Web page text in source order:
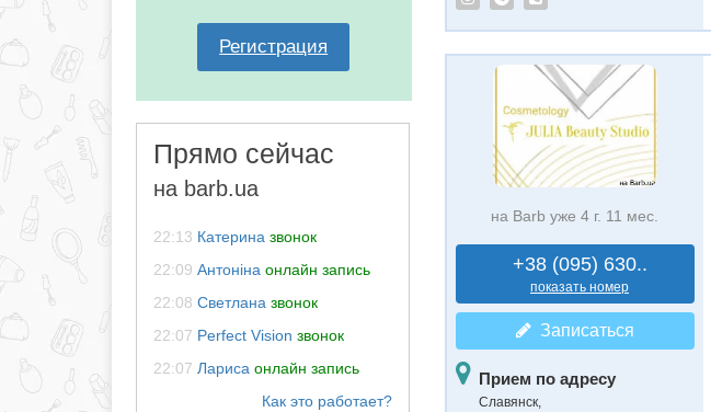
Регистрация
Прямо сейчас
на barb.ua
22:13 Катерина звонок
22:09 Антоніна онлайн запись
22:08 Светлана звонок
22:07 Perfect Vision звонок
22:07 Лариса онлайн запись
на Barb уже 4 г. 11 мес.
+38 (095) 630..
показать номер
Записаться
Прием по адресу
Славянск,